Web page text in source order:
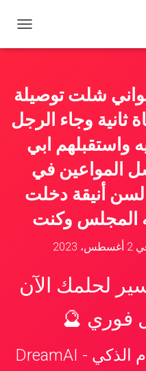
ب
ا
ل
ت
شلت توصيلة
ثانية وجاء الرجل
واستقبلهم ابي
المواعين في
أنيقة دخلت
المجلس وكنت
2 أغسطس، 2023
لحلمك الآن
فوري 🔮
📱 تطبيق تفسير الأحلام الذكي - DreamAI